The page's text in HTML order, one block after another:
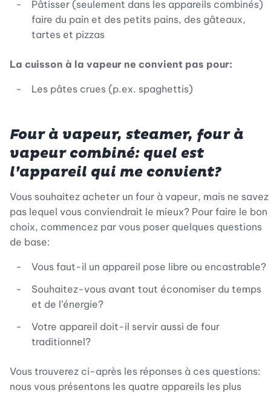
Pâtisser (seulement dans les appareils combinés)
faire du pain et des petits pains, des gâteaux,
tartes et pizzas
La cuisson à la vapeur ne convient pas pour:
Les pâtes crues (p.ex. spaghettis)
Four à vapeur, steamer, four à
vapeur combiné: quel est
l’appareil qui me convient?
Vous souhaitez acheter un four à vapeur, mais ne savez
pas lequel vous conviendrait le mieux? Pour faire le bon
choix, commencez par vous poser quelques questions
de base:
Vous faut-il un appareil pose libre ou encastrable?
Souhaitez-vous avant tout économiser du temps
et de l’énergie?
Votre appareil doit-il servir aussi de four
traditionnel?
Vous trouverez ci-après les réponses à ces questions:
nous vous présentons les quatre appareils les plus